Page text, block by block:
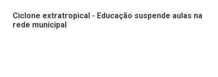
Ciclone extratropical - Educação suspende aulas na
rede municipal